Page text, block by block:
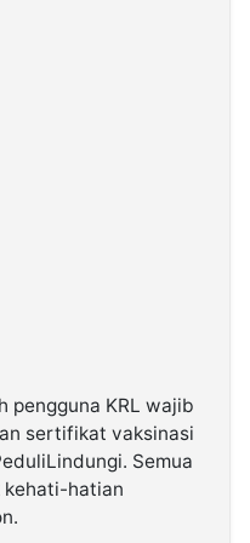
pengguna KRL wajib
sertifikat vaksinasi
Semua
kehati-hatian